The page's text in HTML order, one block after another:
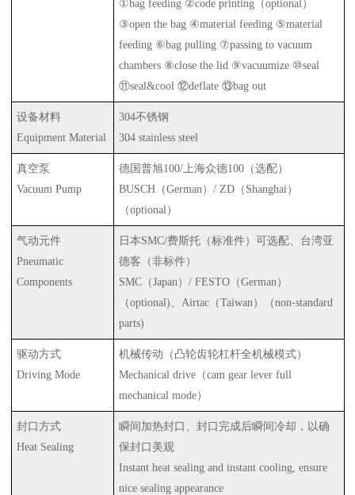
①bag feeding ②code printing（optional ）
③open the bag ④material feeding ⑤material
feeding ⑥bag pulling ⑦passing to vacuum
chambers ⑧close the lid ⑨vacuumize ⑩seal
⑪seal&cool ⑫deflate ⑬bag out
设备材料
Equipment Material
304不锈钢
304 stainless steel
真空泵
Vacuum Pump
德国普旭100/上海众德100（选配）
BUSCH（German ） / ZD（ Shanghai ）
（optional ）
气动元件
Pneumatic
Components
日本SMC/费斯托（标准件）可选配、台湾亚
德客（非标件）
SMC（Japan ） / FESTO（German ）
（optional) Airtac（Taiwan ）（non-standard
parts)
驱动方式
Driving Mode
机械传动（凸轮齿轮杠杆全机械模式）
Mechanical drive（cam gear lever full
mechanical mode）
封口方式
Heat Sealing
瞬间加热封口、封口完成后瞬间冷却，以确
保封口美观
Instant heat sealing and instant cooling, ensure
nice sealing appearance